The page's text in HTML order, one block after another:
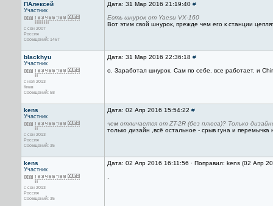
ПАлексей
Участник
с сен 2007
Россия
Сообщений: 1467
Дата: 31 Мар 2016 21:19:40 #
Есть шнурок от Yaesu VX-160
Вот этим свой шнурок, прежде чем его к станции
blackhyu
Участник
с ноя 2013
Киев
Сообщений: 58
Дата: 31 Мар 2016 22:36:18 #
о. Заработал шнурок. Сам по себе. все работает. и
kens
Участник
с сен 2013
Россия
Сообщений: 35
Дата: 02 Апр 2016 15:54:22 #
чем отличается от ZT-2R (без плюса)? Только
только дизайн ,всё остальное - срыв гуна и перемычка
kens
Участник
с сен 2013
Россия
Сообщений: 35
Дата: 02 Апр 2016 16:11:56 · Поправил: kens (02 Апр